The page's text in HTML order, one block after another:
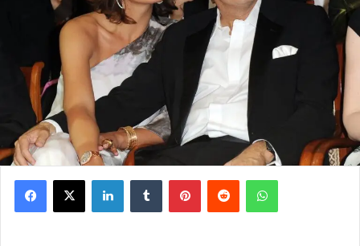
Facebook
X LinkedInTumblr PinterestReddit WhatsApp